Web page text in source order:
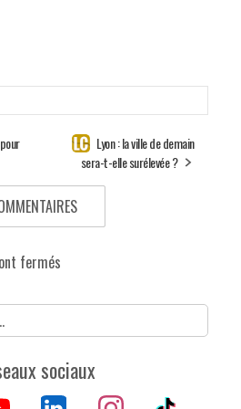
Lyon : la ville de demain
sera-t-elle surélevée ?
fermés
sociaux